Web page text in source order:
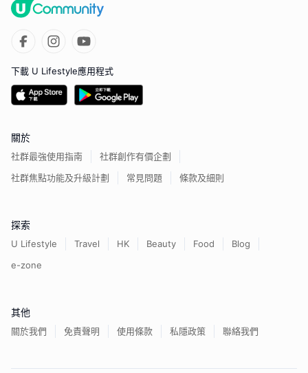
下載 U Lifestyle應用程式
關於
社群最強使用指南
社群創作有價企劃
社群焦點功能及升級計劃
常見問題 條款及細則
探索
U Lifestyle Travel HK Beauty Food
Blog
e-zone
其他
關於我們 免責聲明 使用條款 私隱政策 聯絡我們